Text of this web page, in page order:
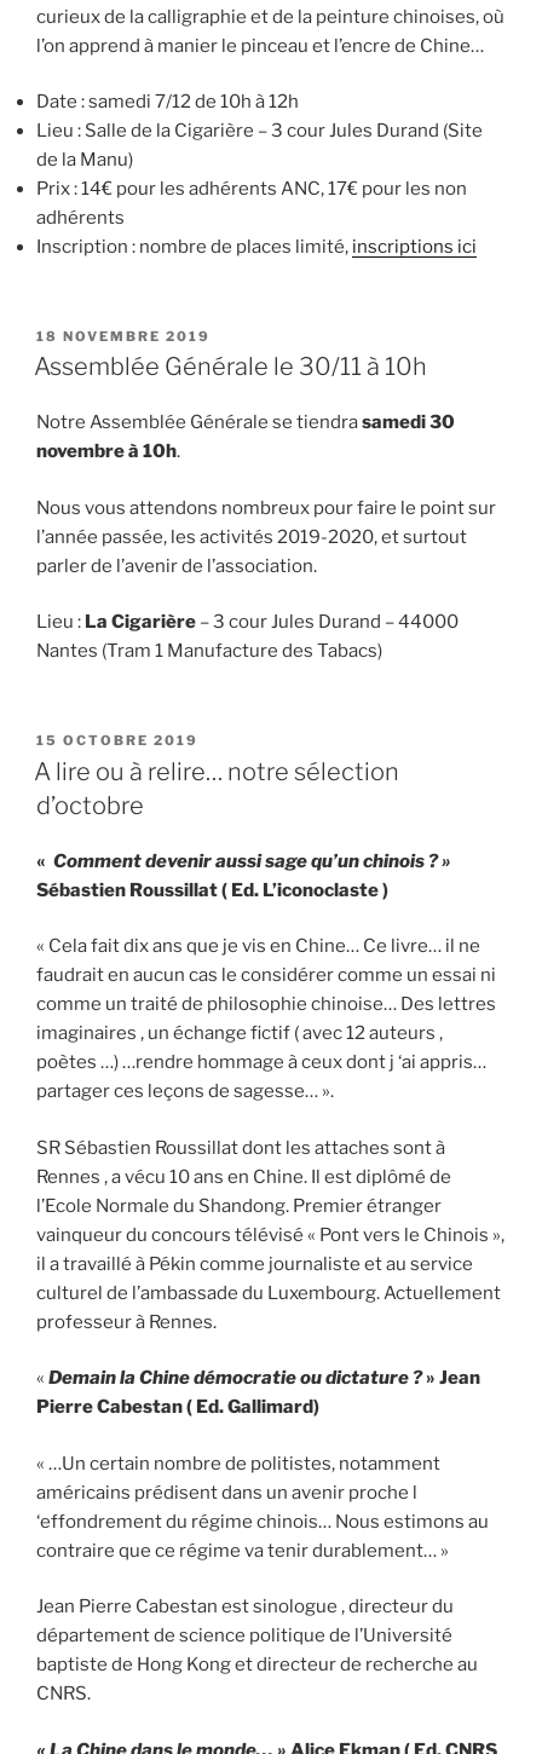
curieux de la calligraphie et de la peinture chinoises, où
l’on apprend à manier le pinceau et l’encre de Chine…
Date : samedi 7/12 de 10h à 12h
Lieu : Salle de la Cigarière – 3 cour Jules Durand (Site
de la Manu)
Prix : 14€ pour les adhérents ANC, 17€ pour les non
adhérents
Inscription : nombre de places limité, inscriptions ici
PUBLIÉ
LE
18 NOVEMBRE 2019
Assemblée Générale le 30/11 à 10h
Notre Assemblée Générale se tiendrasamedi 30
novembre à 10h.
Nous vous attendons nombreux pour faire le point sur
l’année passée, les activités 2019-2020, et surtout
parler de l’avenir de l’association.
Lieu : La Cigarière – 3 cour Jules Durand – 44000
Nantes (Tram 1 Manufacture des Tabacs)
PUBLIÉ
LE
15 OCTOBRE 2019
A lire ou à relire… notre sélection
d’octobre
« Comment devenir aussi sage qu’un chinois ? »
Sébastien Roussillat ( Ed. L’iconoclaste )
« Cela fait dix ans que je vis en Chine… Ce livre… il ne
faudrait en aucun cas le considérer comme un essai ni
comme un traité de philosophie chinoise… Des lettres
imaginaires , un échange fictif ( avec 12 auteurs ,
poètes …) …rendre hommage à ceux dont j ‘ai appris…
partager ces leçons de sagesse… ».
SR Sébastien Roussillat dont les attaches sont à
Rennes , a vécu 10 ans en Chine. Il est diplômé de
l’Ecole Normale du Shandong. Premier étranger
vainqueur du concours télévisé « Pont vers le Chinois »,
il a travaillé à Pékin comme journaliste et au service
culturel de l’ambassade du Luxembourg. Actuellement
professeur à Rennes.
« Demain la Chine démocratie ou dictature ?» Jean
Pierre Cabestan ( Ed. Gallimard)
« …Un certain nombre de politistes, notamment
américains prédisent dans un avenir proche l
‘effondrement du régime chinois… Nous estimons au
contraire que ce régime va tenir durablement… »
Jean Pierre Cabestan est sinologue , directeur du
département de science politique de l’Université
baptiste de Hong Kong et directeur de recherche au
CNRS.